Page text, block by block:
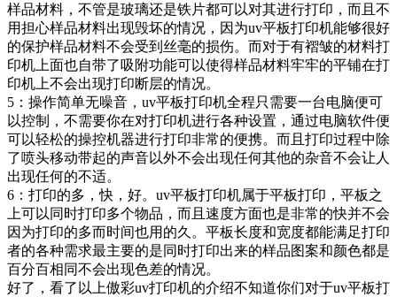
样品材料，不管是玻璃还是铁片都可以对其进行打印，而且不
用担心样品材料出现毁坏的情况，因为uv平板打印机能够很好
的保护样品材料不会受到丝毫的损伤。而对于有褶皱的材料打
印机上面也自带了吸附功能可以使得样品材料牢牢的平铺在打
印机上不会出现打印断层的情况。
5：操作简单无噪音，uv平板打印机全程只需要一台电脑便可
以控制，不需要你在对打印机进行各种设置，通过电脑软件便
可以轻松的操控机器进行打印非常的便携。而且打印过程中除
了喷头移动带起的声音以外不会出现任何其他的杂音不会让人
出现任何的不适。
6：打印的多，快，好。uv平板打印机属于平板打印，平板之
上可以同时打印多个物品，而且速度方面也是非常的快并不会
因为打印的多而时间也用的久。平板长度和宽度都能满足打印
者的各种需求最主要的是同时打印出来的样品图案和颜色都是
百分百相同不会出现色差的情况。
好了，看了以上傲彩uv打印机的介绍不知道你们对于uv平板打